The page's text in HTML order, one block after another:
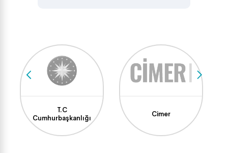
T.C
Cumhurbaşkanlığı
Cimer